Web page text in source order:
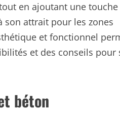
en ajoutant une
son attrait pour les zones
et fonctionnel
et des conseils pour
béton